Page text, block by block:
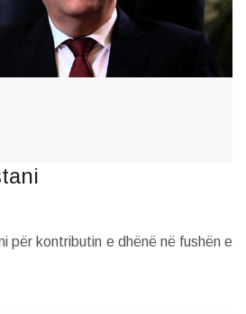
për kontributin e dhënë në fushën e